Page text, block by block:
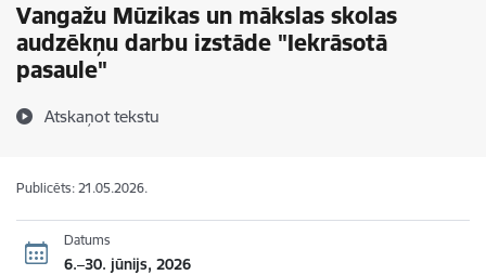
Vangažu Mūzikas un mākslas skolas
audzēkņu darbu izstāde "Iekrāsotā
pasaule"
Atskaņot tekstu
Publicēts: 21.05.2026.
Datums
6.–30. jūnijs, 2026